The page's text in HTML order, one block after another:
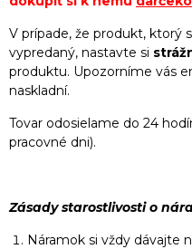
V prípade, že produkt, ktorý
vypredaný, nastavte si
produktu. Upozorníme vás
naskladní.
Tovar odosielame do 24
pracovné dni).
Zásady starostlivosti o
Náramok si vždy dávajte